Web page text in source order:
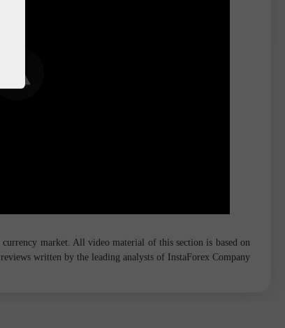
market. All video material of this section is based on
written by the leading analysts of InstaForex Company.